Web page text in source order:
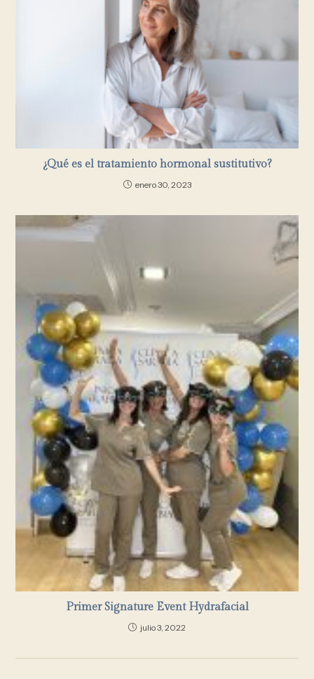
¿Qué es el tratamiento hormonal sustitutivo?
enero 30, 2023
Primer Signature Event Hydrafacial
julio 3, 2022